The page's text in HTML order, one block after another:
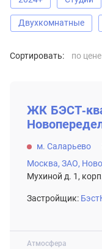
Двухкомнатные
Сортировать: по цене
Атмосфера
ЖК БЭСТ-
м. Саларьево
Москва, ЗАО,
Мухиной д. 1,
Застройщик: